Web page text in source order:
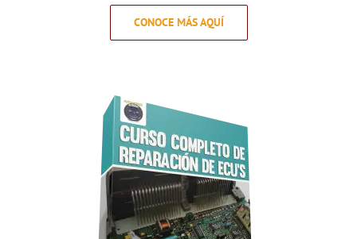
CONOCE MÁS AQUÍ